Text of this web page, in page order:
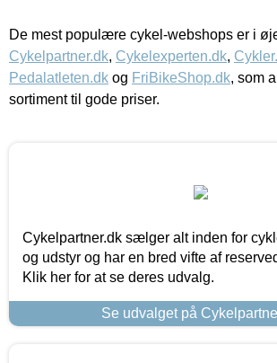
De mest populære cykel-webshops er i
Cykelpartner.dk, Cykelexperten.dk,
Pedalatleten.dk og FriBikeShop.dk, som
sortiment til gode priser.
Cykelpartner.dk sælger alt inden for
og udstyr og har en bred vifte af
Klik her for at se deres udvalg.
Se udvalget på